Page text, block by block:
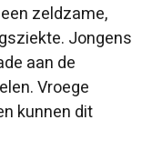
zeldzame,
Jongens
aan de
Vroege
kunnen dit